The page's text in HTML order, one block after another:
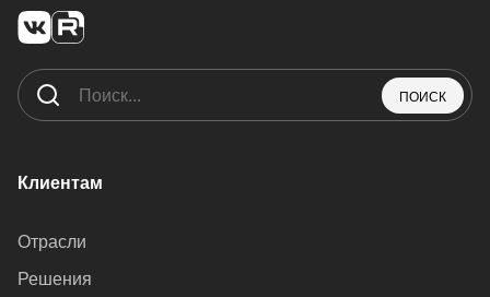
ПОИСК
Клиентам
Отрасли
Решения